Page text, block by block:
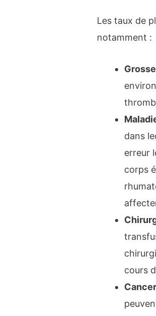
Les taux de
notamment :
environ
dans
erreur
corps
cours